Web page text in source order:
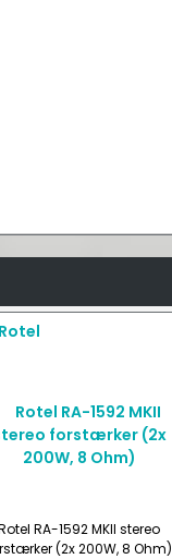
RA-1592 MKII stereo
(2x 200W, 8 Ohm)